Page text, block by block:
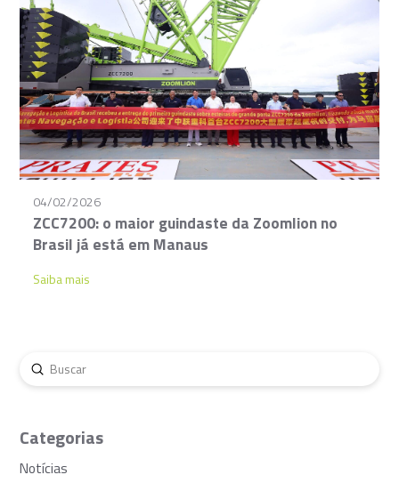
04/02/2026
ZCC7200: o maior guindaste da Zoomlion no
Brasil já está em Manaus
Saiba mais
Buscar
Enviar
Categorias
Notícias